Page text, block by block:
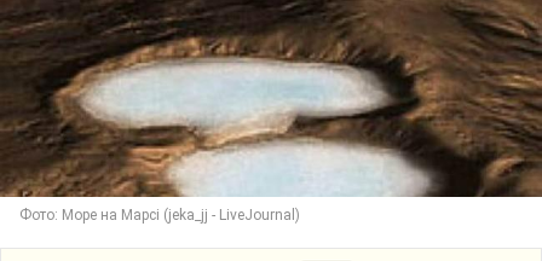
Фото: Море на Марсі (jeka_jj - LiveJournal)